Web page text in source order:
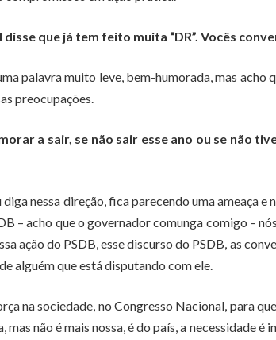
que já tem feito muita “DR”. Vocês
palavra muito leve, bem-humorada, mas acho
preocupações.
a sair, se não sair esse ano ou se não
nessa direção, fica parecendo uma ameaça
– acho que o governador comunga comigo –
ação do PSDB, esse discurso do PSDB, as
alguém que está disputando com ele.
na sociedade, no Congresso Nacional, para
mas não é mais nossa, é do país, a necessidade